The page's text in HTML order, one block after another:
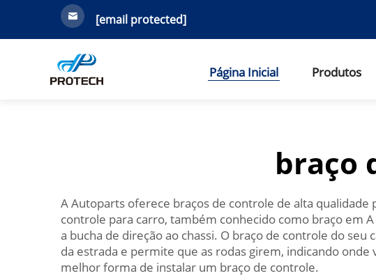
[email protected]
Página Inicial Produtos
braço
A Autoparts oferece braços de controle de alta
controle para carro, também conhecido como braço em
a bucha de direção ao chassi. O braço de controle do
da estrada e permite que as rodas girem, indicando
melhor forma de instalar um braço de controle.